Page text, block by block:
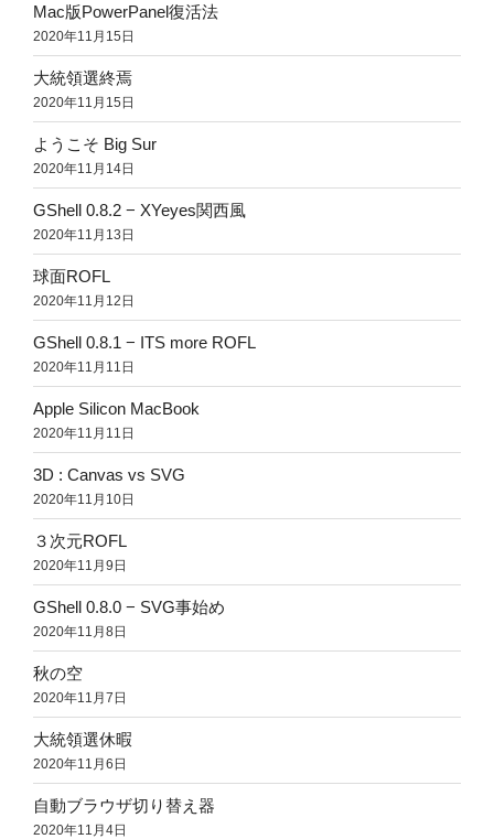
Mac版PowerPanel復活法
2020年11月15日
大統領選終焉
2020年11月15日
ようこそ Big Sur
2020年11月14日
GShell 0.8.2 − XYeyes関西風
2020年11月13日
球面ROFL
2020年11月12日
GShell 0.8.1 − ITS more ROFL
2020年11月11日
Apple Silicon MacBook
2020年11月11日
3D : Canvas vs SVG
2020年11月10日
３次元ROFL
2020年11月9日
GShell 0.8.0 − SVG事始め
2020年11月8日
秋の空
2020年11月7日
大統領選休暇
2020年11月6日
自動ブラウザ切り替え器
2020年11月4日